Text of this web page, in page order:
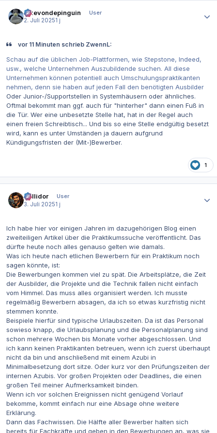
ickevondepinguin
User
2. Juli 20251 j
vor 11 Minuten schrieb ZwennL:
Schau auf die üblichen Job-Plattformen, wie Stepstone, Indeed,
usw., welche Unternehmen Auszubildende suchen. All diese
Unternehmen können potentiell auch Umschulungspraktikanten
nehmen, denn sie haben auf jeden Fall den benötigten Ausbilder
Oder Junior-/Supportstellen in Systemhäusern oder ähnliches.
Oftmal bekommt man ggf. auch für "hinterher" dann einen Fuß in
die Tür. Wer eine unbesetzte Stelle hat, hat in der Regel auch
einen freien Schreibtisch... Und bis so eine Stelle endgültig besetzt
wird, kann es unter Umständen ja dauern aufgrund
Kündigungsfristen der (Mit-)Bewerber.
1
Sullidor
User
3. Juli 20251 j
Ich habe hier vor einigen Jahren im dazugehörigen Blog einen
zweiteiligen Artikel über die Praktikumssuche veröffentlicht. Das
dürfte heute noch alles genauso gelten wie damals.
Was ich heute nach etlichen Bewerbern für ein Praktikum noch
sagen könnte, ist:
Die Bewerbungen kommen viel zu spät. Die Arbeitsplätze, die Zeit
der Ausbilder, die Projekte und die Technik fallen nicht einfach
vom Himmel. Das muss alles organisiert werden. Ich musste
regelmäßig Bewerbern absagen, da ich so etwas kurzfristig nicht
stemmen konnte.
Beispiele hierfür sind typische Urlaubszeiten. Da ist das Personal
sowieso knapp, die Urlaubsplanung und die Personalplanung sind
schon mehrere Wochen bis Monate vorher abgeschlossen. Und
ich kann keinen Praktikanten betreuen, wenn ich zuerst überhaupt
nicht da bin und anschließend mit einem Azubi in
Minimalbesetzung dort sitze. Oder kurz vor den Prüfungszeiten der
internen Azubis. Vor großen Projekten oder Deadlines, die einen
großen Teil meiner Aufmerksamkeit binden.
Wenn ich vor solchen Ereignissen nicht genügend Vorlauf
bekomme, kommt einfach nur eine Absage ohne weitere
Erklärung.
Dann das Fachwissen. Die Hälfte aller Bewerber halten sich
bereits für Fachkräfte und geben in den Bewerbungen an, was sie